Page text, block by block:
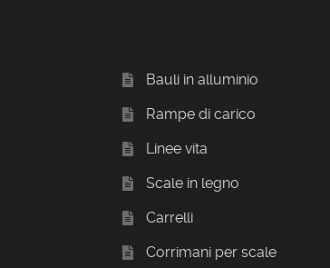
Bauli in alluminio
Rampe di carico
Linee vita
Scale in legno
Carrelli
Corrimani per scale